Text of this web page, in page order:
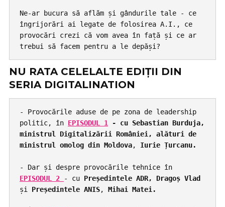
Ne-ar bucura să aflăm și gândurile tale - ce
îngrijorări ai legate de folosirea A.I., ce
provocări crezi că vom avea în față și ce ar
trebui să facem pentru a le depăși?
NU RATA CELELALTE EDIȚII DIN
SERIA DIGITALINATION
- Provocările aduse de pe zona de leadership
politic, în EPISODUL 1 - cu Sebastian Burduja,
ministrul Digitalizării României, alături de
ministrul omolog din Moldova, Iurie Țurcanu.
EPISODUL 2
- cu Președintele ADR, Dragoș Vlad
și Președintele ANIS, Mihai Matei.